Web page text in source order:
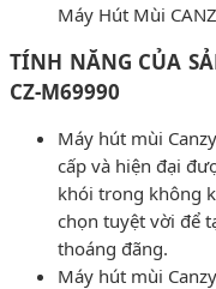
Máy Hút Mùi
TÍNH NĂNG CỦA
CZ-M69990
Máy hút mùi
cấp và hiện đại
khói trong không
chọn tuyệt vời để
thoáng đãng.
Máy hút mùi